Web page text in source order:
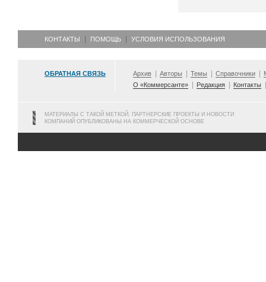
КОНТАКТЫ ПОМОЩЬ УСЛОВИЯ ИСПОЛЬЗОВАНИЯ
ОБРАТНАЯ СВЯЗЬ Архив Авторы Темы Справочники
О «Коммерсанте»
Редакция Контакты
МАТЕРИАЛЫ С ТАКОЙ МЕТКОЙ, ПАРТНЕРСКИЕ ПРОЕКТЫ И НОВОСТИ
КОМПАНИЙ ОПУБЛИКОВАНЫ НА КОММЕРЧЕСКОЙ ОСНОВЕ